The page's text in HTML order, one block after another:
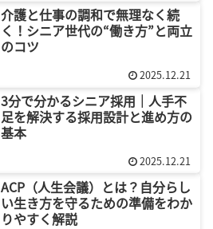
介護と仕事の調和で無理なく続
く！シニア世代の“働き方”と両立
のコツ
2025.12.21
3分で分かるシニア採用｜人手不
足を解決する採用設計と進め方の
基本
2025.12.21
ACP（人生会議）とは？自分らし
い生き方を守るための準備をわか
りやすく解説